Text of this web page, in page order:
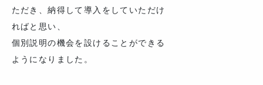
ただき、納得して導入をしていただけ
ればと思い、
個別説明の機会を設けることができる
ようになりました。